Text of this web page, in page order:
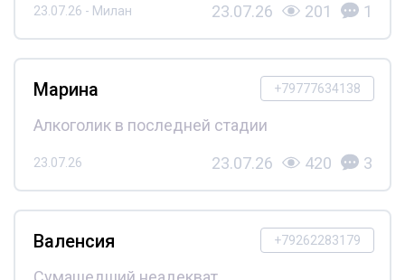
23.07.26 - Милан 23.07.26 201 1
+79777634138
Марина
Алкоголик в последней стадии
23.07.26 23.07.26 420 3
+79262283179
Валенсия